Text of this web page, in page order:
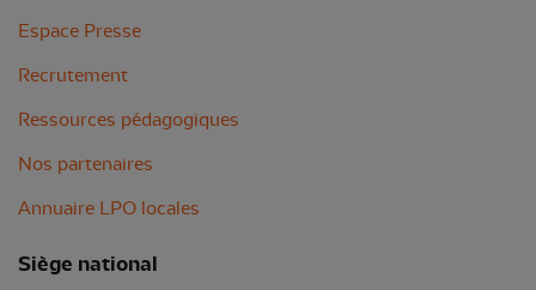
Espace Presse
Recrutement
Ressources pédagogiques
Nos partenaires
Annuaire LPO locales
Siège national